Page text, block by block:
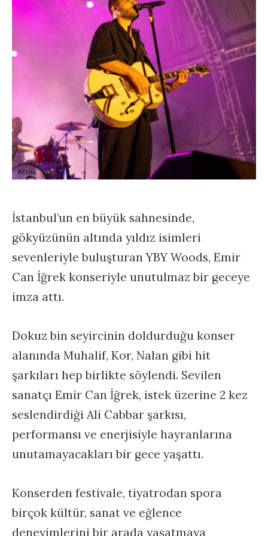
İstanbul’un en büyük sahnesinde,
gökyüzünün altında yıldız isimleri
sevenleriyle buluşturan YBY Woods, Emir
Can İğrek konseriyle unutulmaz bir geceye
imza attı.
Dokuz bin seyircinin doldurduğu konser
alanında Muhalif, Kor, Nalan gibi hit
şarkıları hep birlikte söylendi. Sevilen
sanatçı Emir Can İğrek, istek üzerine 2 kez
seslendirdiği Ali Cabbar şarkısı,
performansı ve enerjisiyle hayranlarına
unutamayacakları bir gece yaşattı.
Konserden festivale, tiyatrodan spora
birçok kültür, sanat ve eğlence
deneyimlerini bir arada yaşatmaya